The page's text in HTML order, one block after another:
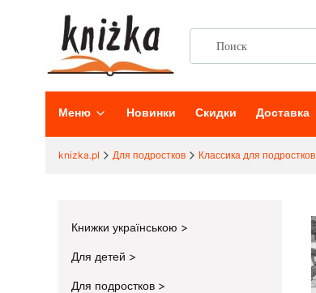
Меню Новинки Скидки Доставка
knizka.pl Для подростков Классика для подростков
Книжки українською
Для детей
Для подростков